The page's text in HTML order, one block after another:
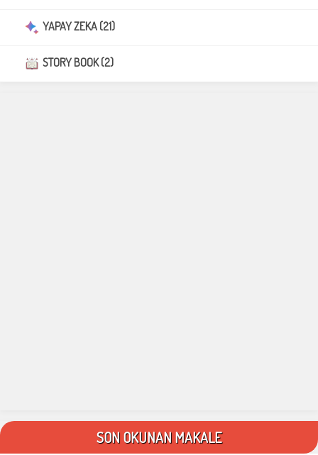
YAPAY ZEKA (21)
STORY BOOK (2)
SON OKUNAN MAKALE